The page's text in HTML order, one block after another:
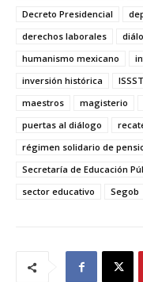
Decreto Presidencial
derechos laborales
humanismo mexicano
inversión histórica
maestros
magisterio
puertas al diálogo
régimen solidario de
Secretaría de Educación
sector educativo
Segob